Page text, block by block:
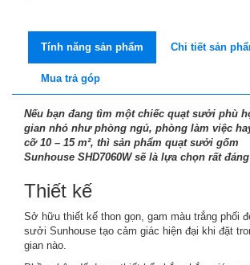
Tính năng sản phẩm Chi tiết sản
Mua trả góp
Nếu bạn đang tìm một chiếc quạt sưởi phù
gian nhỏ như phòng ngủ, phòng làm việc
cỡ 10 – 15 m², thì sản phẩm quạt sưởi gốm
Sunhouse SHD7060W sẽ là lựa chọn rất
Thiết kế
Sở hữu thiết kế thon gọn, gam màu trắng phối
sưởi Sunhouse tạo cảm giác hiện đại khi đặt
gian nào.